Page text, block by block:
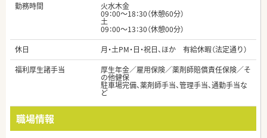
勤務時間
火水木金
09：00～18：30（休憩60分）
土
09：00～13：30（休憩00分）
休日
月・土PM・日・祝日、ほか 有給休暇（法定通り）
福利厚生諸手当
厚生年金／雇用保険／薬剤師賠償責任保険／そ
の他健保
駐車場完備、薬剤師手当、管理手当、通勤手当な
ど
職場情報